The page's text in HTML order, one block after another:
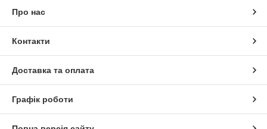
Про нас
Контакти
Доставка та оплата
Графік роботи